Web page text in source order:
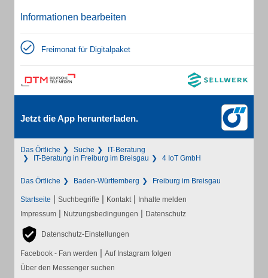
Informationen bearbeiten
Freimonat für Digitalpaket
Jetzt die App herunterladen.
Das Örtliche Suche
IT-Beratung
IT-Beratung in Freiburg im Breisgau
4 IoT GmbH
Das Örtliche Baden-Württemberg Freiburg im Breisgau
Startseite | Suchbegriffe | Kontakt | Inhalte melden
Impressum | Nutzungsbedingungen | Datenschutz
Datenschutz-Einstellungen
Facebook - Fan werden | Auf Instagram folgen
Über den Messenger suchen